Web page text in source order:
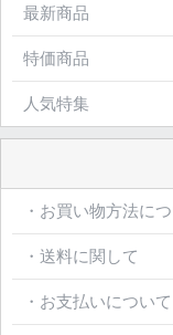
最新商品
特価商品
人気特集
・お買い物方法に
・送料に関して
・お支払いについて